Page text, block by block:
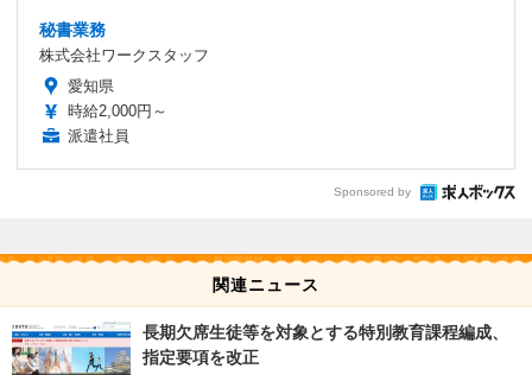
秘書業務
株式会社ワークスタッフ
愛知県
時給2,000円～
派遣社員
Sponsored by
関連ニュース
長期欠席生徒等を対象とする特別教育課程編成、
指定要項を改正